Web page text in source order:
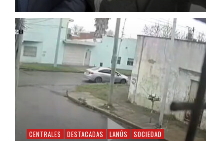
CENTRALES DESTACADAS LANÚS SOCIEDAD